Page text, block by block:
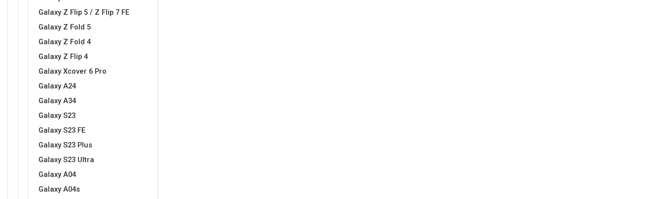
Galaxy Z Flip 5 / Z Flip 7 FE
Galaxy Z Fold 5
Galaxy Z Fold 4
Galaxy Z Flip 4
Galaxy Xcover 6 Pro
Galaxy A24
Galaxy A34
Galaxy S23
Galaxy S23 FE
Galaxy S23 Plus
Galaxy S23 Ultra
Galaxy A04
Galaxy A04s
Quotes Collection
Zodiac
Doodles